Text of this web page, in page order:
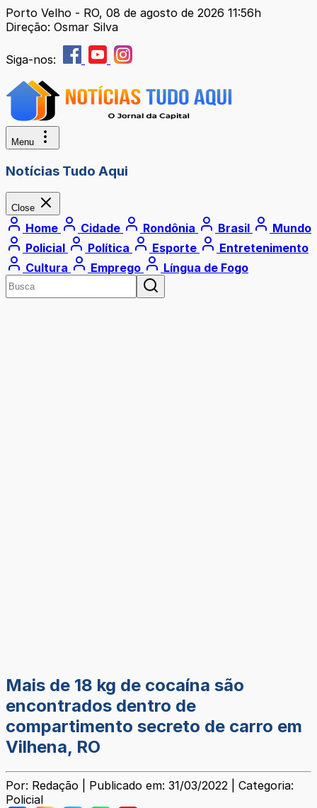
Porto Velho - RO, 08 de agosto de 2026 11:56h
Direção: Osmar Silva
Siga-nos:
Menu
Notícias Tudo Aqui
Close
Home Cidade Rondônia Brasil
Mundo
Policial
Política Esporte
Entretenimento
Cultura
Emprego Língua de Fogo
Mais de 18 kg de cocaína são
encontrados dentro de
compartimento secreto de carro em
Vilhena, RO
Por: Redação | Publicado em: 31/03/2022 | Categoria:
Policial